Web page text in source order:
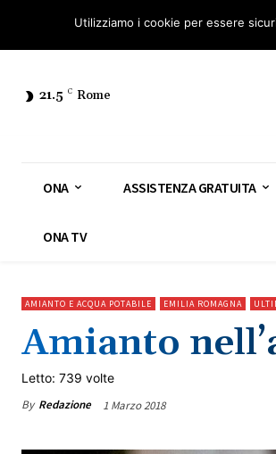
Osservatorio Nazionale Amianto: aderisci
21.5 C Rome
ONA ASSISTENZA GRATUITA
ONA TV
AMIANTO E ACQUA POTABILE EMILIA ROMAGNA
Amianto
Letto: 739 volte
By Redazione 1 Marzo 2018
Utilizziamo i cookie per essere